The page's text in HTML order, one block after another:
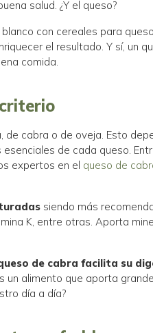
salud. ¿Y el queso?
con cereales para
el resultado. Y sí, un
comida.
cabra o de oveja. Esto
de cada queso.
expertos en el queso de
siendo más
K, entre otras. Aporta
de cabra facilita su
alimento que aporta
día a día?